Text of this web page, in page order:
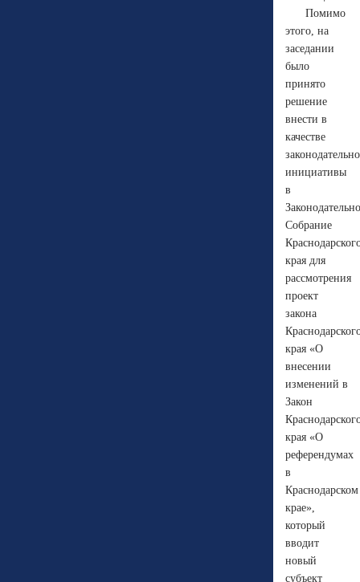
Помимо
этого, на
заседании
было
принято
решение
внести в
качестве
инициативы
в
Собрание
края для
рассмотрения
проект
закона
края «О
внесении
изменений в
Закон
края «О
референдумах
в
Краснодарском
крае»,
который
вводит
новый
субъект